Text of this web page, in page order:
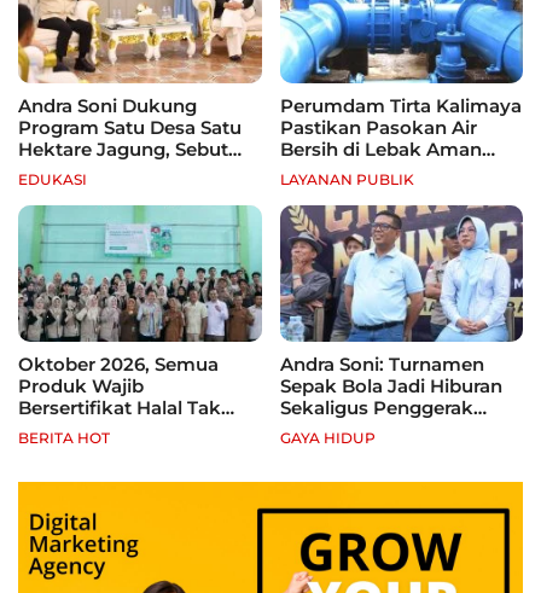
Andra Soni Dukung
Program Satu Desa Satu
Hektare Jagung, Sebut
Banten Punya Peluang
Jadi Sentra Produksi
EDUKASI
Perumdam Tirta Kalimaya
Pastikan Pasokan Air
Bersih di Lebak Aman
Selama Kemarau
LAYANAN PUBLIK
Oktober 2026, Semua
Produk Wajib
Bersertifikat Halal Tak
Kantongi Sertifikat Halal,
Pelaku Usaha Terancam
BERITA HOT
Andra Soni: Turnamen
Sepak Bola Jadi Hiburan
Sekaligus Penggerak
Ekonomi Rakyat
GAYA HIDUP